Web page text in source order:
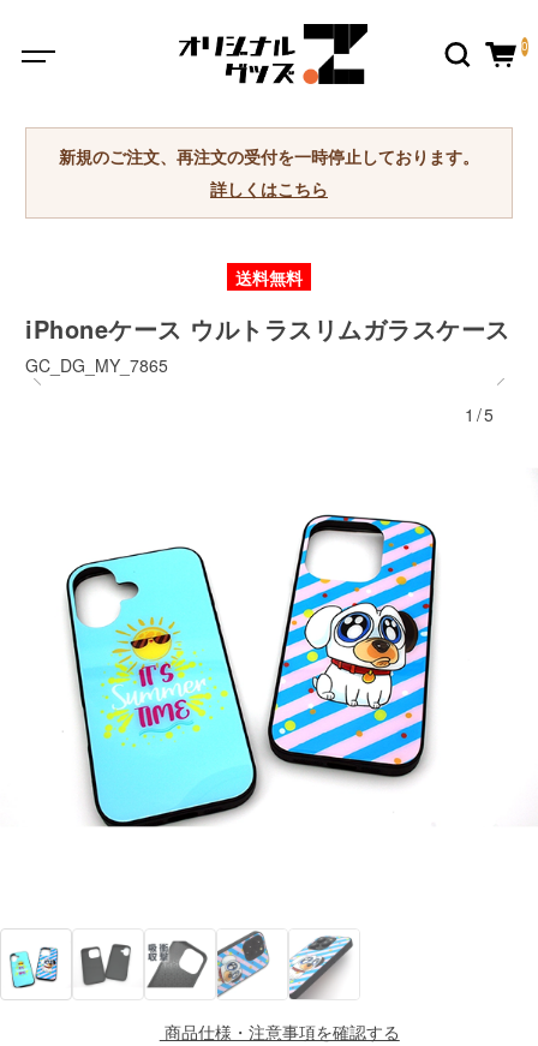
0
新規のご注文、再注文の受付を一時停止しております。
詳しくはこちら
送料無料
iPhoneケース ウルトラスリムガラスケース
GC_DG_MY_7865
1/5
商品仕様・注意事項を確認する